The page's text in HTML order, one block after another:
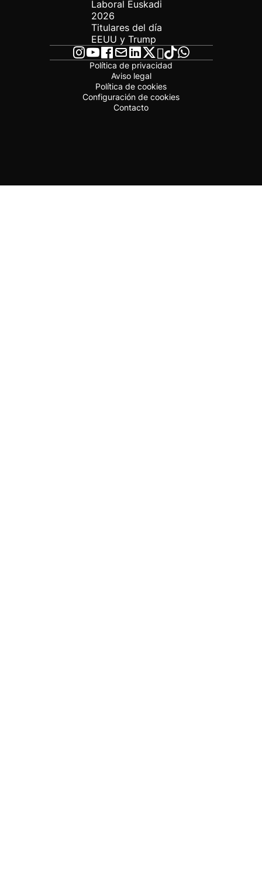
Laboral Euskadi
2026
Titulares del día
EEUU y Trump
Política de privacidad
Aviso legal
Política de cookies
Configuración de cookies
Contacto